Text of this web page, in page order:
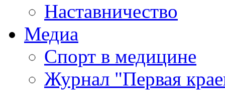
Наставничество
Медиа
Спорт в медицине
Журнал "Первая